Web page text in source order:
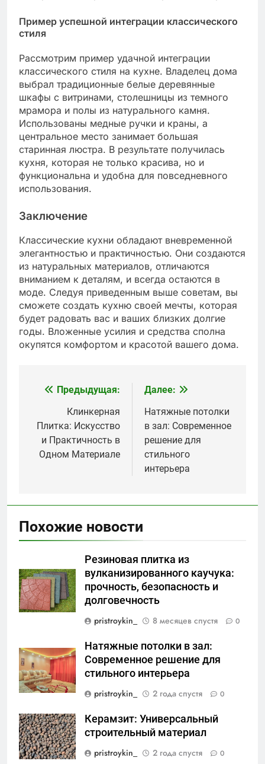
Пример успешной интеграции классического
стиля
Рассмотрим пример удачной интеграции
классического стиля на кухне. Владелец дома
выбрал традиционные белые деревянные
шкафы с витринами, столешницы из темного
мрамора и полы из натурального камня.
Использованы медные ручки и краны, а
центральное место занимает большая
старинная люстра. В результате получилась
кухня, которая не только красива, но и
функциональна и удобна для повседневного
использования.
Заключение
Классические кухни обладают вневременной
элегантностью и практичностью. Они создаются
из натуральных материалов, отличаются
вниманием к деталям, и всегда остаются в
моде. Следуя приведенным выше советам, вы
сможете создать кухню своей мечты, которая
будет радовать вас и ваших близких долгие
годы. Вложенные усилия и средства сполна
окупятся комфортом и красотой вашего дома.
Навигация
записям
Предыдущая:
Клинкерная
Плитка: Искусство
и Практичность в
Одном Материале
Далее:
Натяжные потолки
в зал: Современное
решение для
стильного
интерьера
Похожие новости
Резиновая плитка из
вулканизированного каучука:
прочность, безопасность и
долговечность
pristroykin_
8 месяцев спустя 0
Натяжные потолки в зал:
Современное решение для
стильного интерьера
pristroykin_
2 года спустя 0
Керамзит: Универсальный
строительный материал
pristroykin_
2 года спустя 0